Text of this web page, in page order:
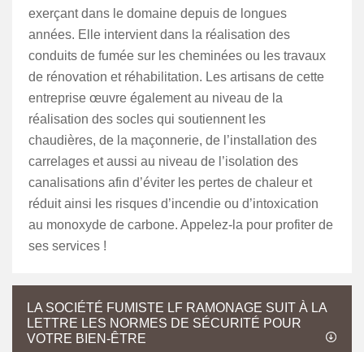
exerçant dans le domaine depuis de longues
années. Elle intervient dans la réalisation des
conduits de fumée sur les cheminées ou les travaux
de rénovation et réhabilitation. Les artisans de cette
entreprise œuvre également au niveau de la
réalisation des socles qui soutiennent les
chaudières, de la maçonnerie, de l’installation des
carrelages et aussi au niveau de l’isolation des
canalisations afin d’éviter les pertes de chaleur et
réduit ainsi les risques d’incendie ou d’intoxication
au monoxyde de carbone. Appelez-la pour profiter de
ses services !
LA SOCIÉTÉ FUMISTE LF RAMONAGE SUIT À LA
LETTRE LES NORMES DE SÉCURITÉ POUR
VOTRE BIEN-ÊTRE